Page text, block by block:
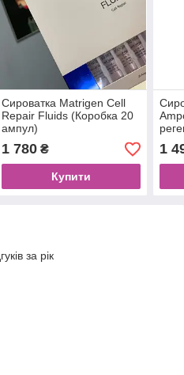
Сироватка Matrigen Cell
Repair Fluids (Коробка 20
ампул)
1 780₴
Купити
1
за рік